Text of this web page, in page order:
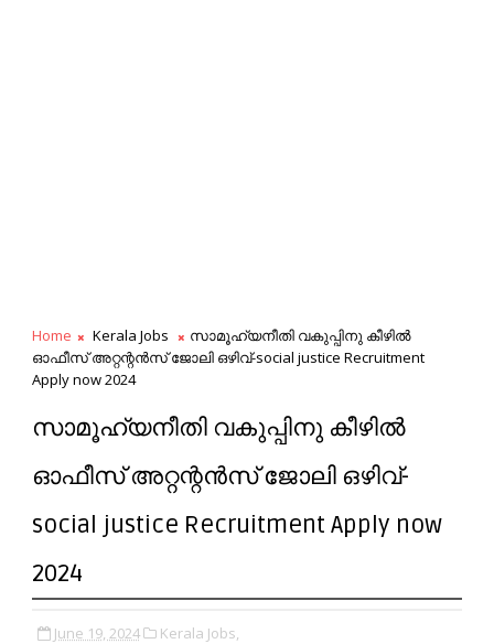
Home Kerala Jobs
സാമൂഹ്യനീതി വകുപ്പിനു കീഴിൽ
ഓഫീസ് അറ്റന്റൻസ് ജോലി ഒഴിവ്-social justice Recruitment
Apply now 2024
സാമൂഹ്യനീതി വകുപ്പിനു കീഴിൽ
ഓഫീസ് അറ്റന്റൻസ് ജോലി ഒഴിവ്-
social justice Recruitment Apply now
2024
June 19, 2024 Kerala Jobs,